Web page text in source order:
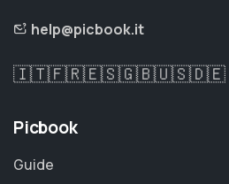
help@picbook.it
🇮🇹🇫🇷🇪🇸🇬🇧🇺🇸🇩🇪
Picbook
Guide